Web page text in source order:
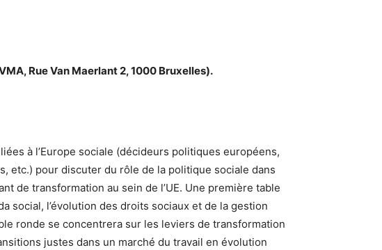
Rue Van Maerlant 2, 1000 Bruxelles).
à l’Europe sociale (décideurs politiques européens,
etc.) pour discuter du rôle de la politique sociale dans
de transformation au sein de l’UE. Une première table
social, l’évolution des droits sociaux et de la gestion
ronde se concentrera sur les leviers de transformation
justes dans un marché du travail en évolution